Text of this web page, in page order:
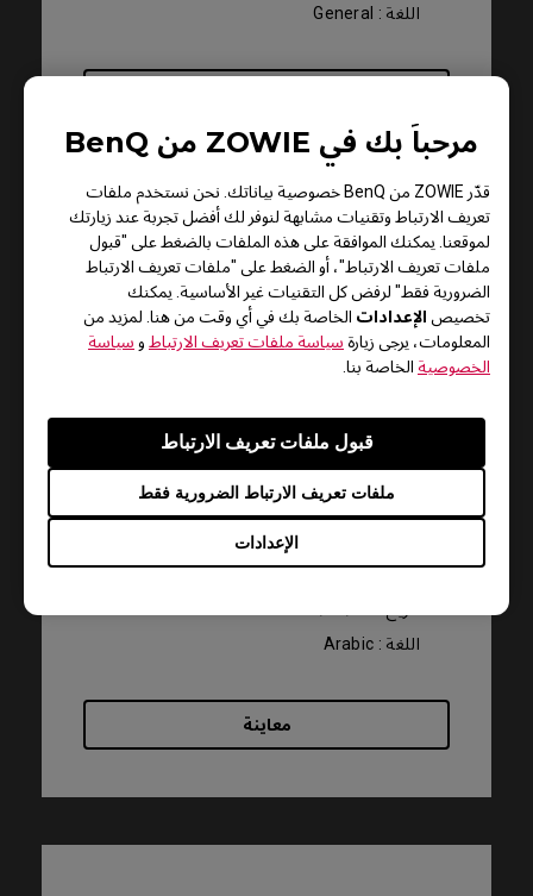
مرحباً بك في ZOWIE من BenQ
قدّر ZOWIE من BenQ خصوصية بياناتك. نحن نستخدم ملفات
تعريف الارتباط وتقنيات مشابهة لنوفر لك أفضل تجربة عند زيارتك
لموقعنا. يمكنك الموافقة على هذه الملفات بالضغط على "قبول
ملفات تعريف الارتباط"، أو الضغط على "ملفات تعريف الارتباط
الضرورية فقط" لرفض كل التقنيات غير الأساسية. يمكنك
تخصيص الإعدادات الخاصة بك في أي وقت من هنا. لمزيد من
المعلومات، يرجى زيارة سياسة ملفات تعريف الارتباط و سياسة
الخصوصية الخاصة بنا.
الإعدادات
ملفات تعريف الارتباط الضرورية فقط
قبول ملفات تعريف الارتباط
اللغة : General
XL2740
اللغة : Arabic
معاينة